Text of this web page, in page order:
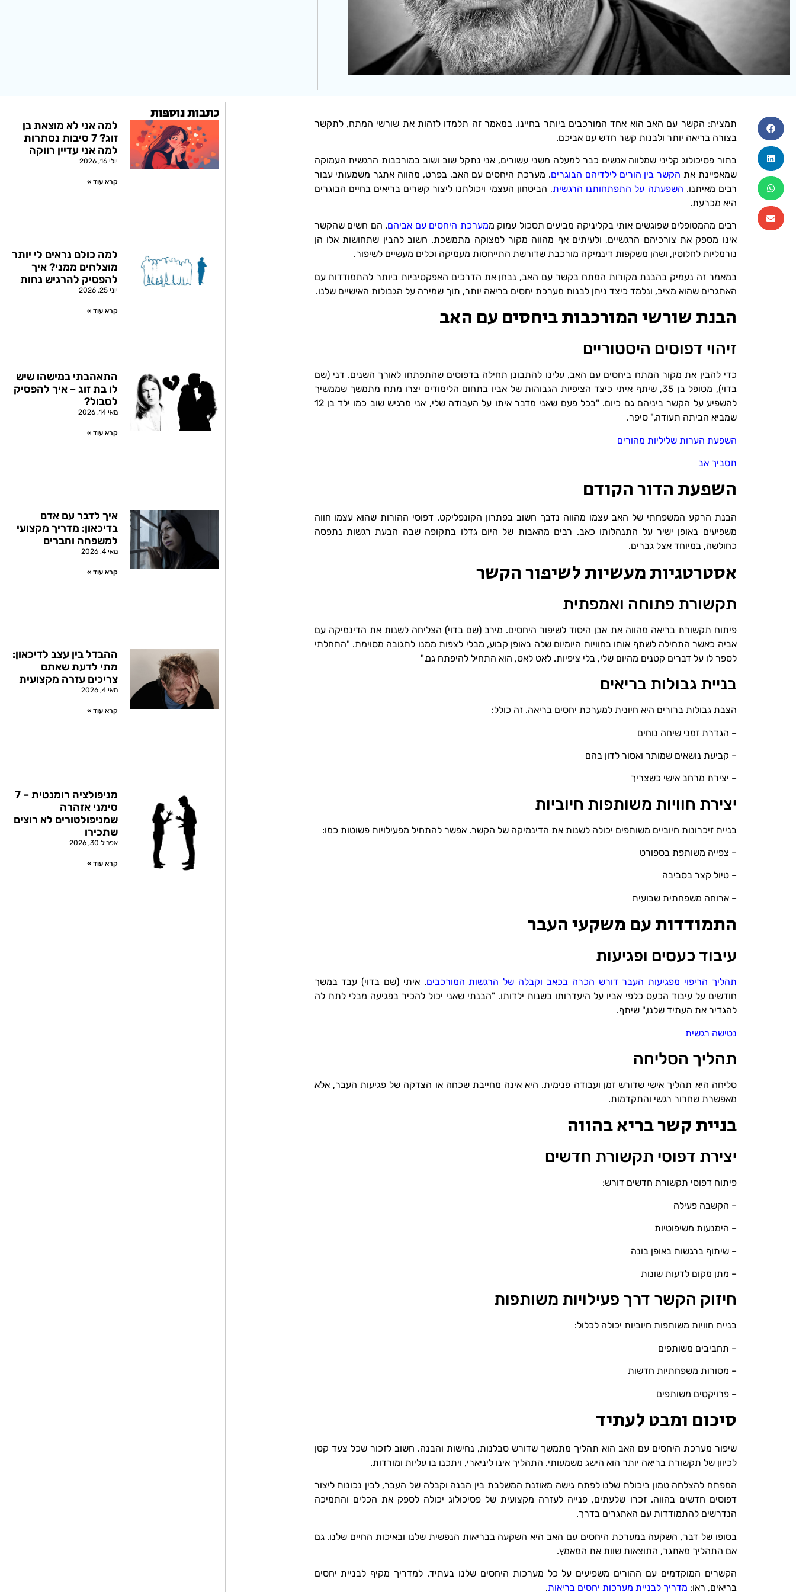
תמצית: הקשר עם האב הוא אחד המורכבים ביותר בחיינו. במאמר זה תלמדו לזהות את שורשי המתח, לתקשר
בצורה בריאה יותר ולבנות קשר חדש עם אביכם.
בתור פסיכולוג קליני שמלווה אנשים כבר למעלה משני עשורים, אני נתקל שוב ושוב במורכבות הרגשית העמוקה
שמאפיינת אתהקשר בין הורים לילדיהם הבוגרים. מערכת היחסים עם האב, בפרט, מהווה אתגר משמעותי עבור
רבים מאיתנו. השפעתה על התפתחותנו הרגשית, הביטחון העצמי ויכולתנו ליצור קשרים בריאים בחיים הבוגרים
היא מכרעת.
רבים מהמטופלים שפוגשים אותי בקליניקה מביעים תסכול עמוק ממערכת היחסים עם אביהם. הם חשים שהקשר
אינו מספק את צורכיהם הרגשיים, ולעיתים אף מהווה מקור למצוקה מתמשכת. חשוב להבין שתחושות אלו הן
נורמליות לחלוטין, ושהן משקפות דינמיקה מורכבת שדורשת התייחסות מעמיקה וכלים מעשיים לשיפור.
במאמר זה נעמיק בהבנת מקורות המתח בקשר עם האב, נבחן את הדרכים האפקטיביות ביותר להתמודדות עם
האתגרים שהוא מציב, ונלמד כיצד ניתן לבנות מערכת יחסים בריאה יותר, תוך שמירה על הגבולות האישיים שלנו.
הבנת שורשי המורכבות ביחסים עם האב
זיהוי דפוסים היסטוריים
כדי להבין את מקור המתח ביחסים עם האב, עלינו להתבונן תחילה בדפוסים שהתפתחו לאורך השנים. דני (שם
בדוי), מטופל בן 35, שיתף איתי כיצד הציפיות הגבוהות של אביו בתחום הלימודים יצרו מתח מתמשך שממשיך
להשפיע על הקשר ביניהם גם כיום. "בכל פעם שאני מדבר איתו על העבודה שלי, אני מרגיש שוב כמו ילד בן 12
שמביא הביתה תעודה," סיפר.
השפעת הערות שליליות מהורים
תסביך אב
השפעת הדור הקודם
הבנת הרקע המשפחתי של האב עצמו מהווה נדבך חשוב בפתרון הקונפליקט. דפוסי ההורות שהוא עצמו חווה
משפיעים באופן ישיר על התנהלותו כאב. רבים מהאבות של היום גדלו בתקופה שבה הבעת רגשות נתפסה
כחולשה, במיוחד אצל גברים.
אסטרטגיות מעשיות לשיפור הקשר
תקשורת פתוחה ואמפתית
פיתוח תקשורת בריאה מהווה את אבן היסוד לשיפור היחסים. מירב (שם בדוי) הצליחה לשנות את הדינמיקה עם
אביה כאשר התחילה לשתף אותו בחוויות היומיום שלה באופן קבוע, מבלי לצפות ממנו לתגובה מסוימת. "התחלתי
לספר לו על דברים קטנים מהיום שלי, בלי ציפיות. לאט לאט, הוא התחיל להיפתח גם."
בניית גבולות בריאים
הצבת גבולות ברורים היא חיונית למערכת יחסים בריאה. זה כולל:
– הגדרת זמני שיחה נוחים
– קביעת נושאים שמותר ואסור לדון בהם
– יצירת מרחב אישי כשצריך
יצירת חוויות משותפות חיוביות
בניית זיכרונות חיוביים משותפים יכולה לשנות את הדינמיקה של הקשר. אפשר להתחיל מפעילויות פשוטות כמו:
– צפייה משותפת בספורט
– טיול קצר בסביבה
– ארוחה משפחתית שבועית
התמודדות עם משקעי העבר
עיבוד כעסים ופגיעות
תהליך הריפוי מפגיעות העבר דורש הכרה בכאב וקבלה של הרגשות המורכבים. איתי (שם בדוי) עבד במשך
חודשים על עיבוד הכעס כלפי אביו על היעדרותו בשנות ילדותו. "הבנתי שאני יכול להכיר בפגיעה מבלי לתת לה
להגדיר את העתיד שלנו," שיתף.
נטישה רגשית
תהליך הסליחה
סליחה היא תהליך אישי שדורש זמן ועבודה פנימית. היא אינה מחייבת שכחה או הצדקה של פגיעות העבר, אלא
מאפשרת שחרור רגשי והתקדמות.
בניית קשר בריא בהווה
יצירת דפוסי תקשורת חדשים
פיתוח דפוסי תקשורת חדשים דורש:
– הקשבה פעילה
– הימנעות משיפוטיות
– שיתוף ברגשות באופן בונה
– מתן מקום לדעות שונות
חיזוק הקשר דרך פעילויות משותפות
בניית חוויות משותפות חיוביות יכולה לכלול:
– תחביבים משותפים
– מסורות משפחתיות חדשות
– פרויקטים משותפים
סיכום ומבט לעתיד
שיפור מערכת היחסים עם האב הוא תהליך מתמשך שדורש סבלנות, נחישות והבנה. חשוב לזכור שכל צעד קטן
לכיוון של תקשורת בריאה יותר הוא הישג משמעותי. התהליך אינו ליניארי, ויתכנו בו עליות ומורדות.
המפתח להצלחה טמון ביכולת שלנו לפתח גישה מאוזנת המשלבת בין הבנה וקבלה של העבר, לבין נכונות ליצור
דפוסים חדשים בהווה. זכרו שלעתים, פנייה לעזרה מקצועית של פסיכולוג יכולה לספק את הכלים והתמיכה
הנדרשים להתמודדות עם האתגרים בדרך.
בסופו של דבר, השקעה במערכת היחסים עם האב היא השקעה בבריאות הנפשית שלנו ובאיכות החיים שלנו. גם
אם התהליך מאתגר, התוצאות שוות את המאמץ.
הקשרים המוקדמים עם ההורים משפיעים על כל מערכות היחסים שלנו בעתיד. למדריך מקיף לבניית יחסים
בריאים, ראו: מדריך לבניית מערכות יחסים בריאות.
כתבות נוספות
למה אני לא מוצאת בן
זוג? 7 סיבות נסתרות
למה אני עדיין רווקה
יולי 16, 2026
קרא עוד »
למה כולם נראים לי יותר
מוצלחים ממני? איך
להפסיק להרגיש נחות
יוני 25, 2026
קרא עוד »
התאהבתי במישהו שיש
לו בת זוג – איך להפסיק
לסבול?
מאי 14, 2026
קרא עוד »
איך לדבר עם אדם
בדיכאון: מדריך מקצועי
למשפחה וחברים
מאי 4, 2026
קרא עוד »
ההבדל בין עצב לדיכאון:
מתי לדעת שאתם
צריכים עזרה מקצועית
מאי 4, 2026
קרא עוד »
מניפולציה רומנטית – 7
סימני אזהרה
שמניפולטורים לא רוצים
שתכירו
אפריל 30, 2026
קרא עוד »